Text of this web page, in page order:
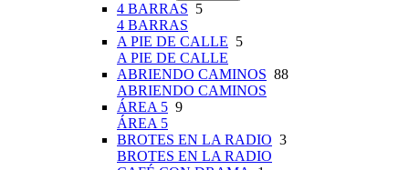
4 BARRAS 5
4 BARRAS
A PIE DE CALLE 5
A PIE DE CALLE
ABRIENDO CAMINOS 88
ABRIENDO CAMINOS
ÁREA 5 9
ÁREA 5
BROTES EN LA RADIO 3
BROTES EN LA RADIO